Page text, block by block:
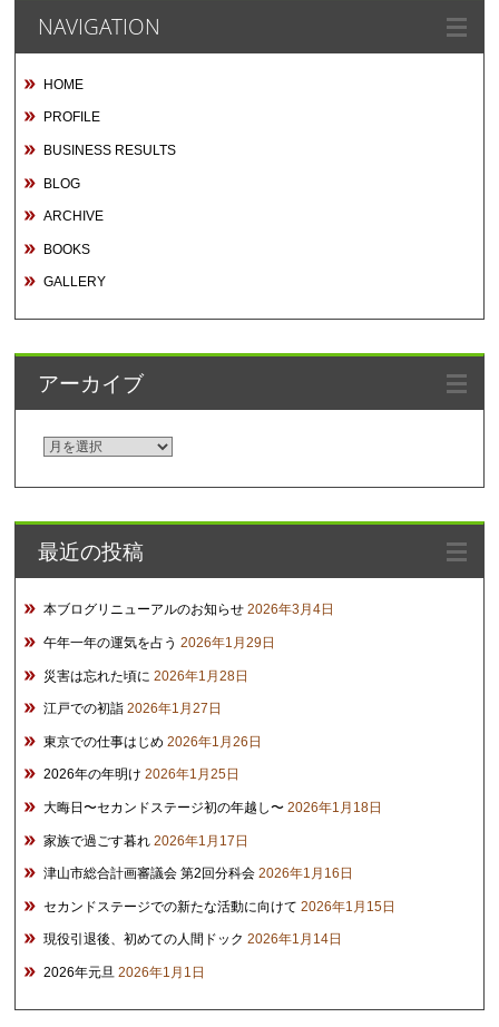
NAVIGATION
HOME
PROFILE
BUSINESS RESULTS
BLOG
ARCHIVE
BOOKS
GALLERY
アーカイブ
ア
イ
ブ
最近の投稿
本ブログリニューアルのお知らせ 2026年3月4日
午年一年の運気を占う 2026年1月29日
災害は忘れた頃に 2026年1月28日
江戸での初詣 2026年1月27日
東京での仕事はじめ 2026年1月26日
2026年の年明け 2026年1月25日
大晦日〜セカンドステージ初の年越し〜 2026年1月18日
家族で過ごす暮れ 2026年1月17日
津山市総合計画審議会 第2回分科会 2026年1月16日
セカンドステージでの新たな活動に向けて 2026年1月15日
現役引退後、初めての人間ドック 2026年1月14日
2026年元旦 2026年1月1日